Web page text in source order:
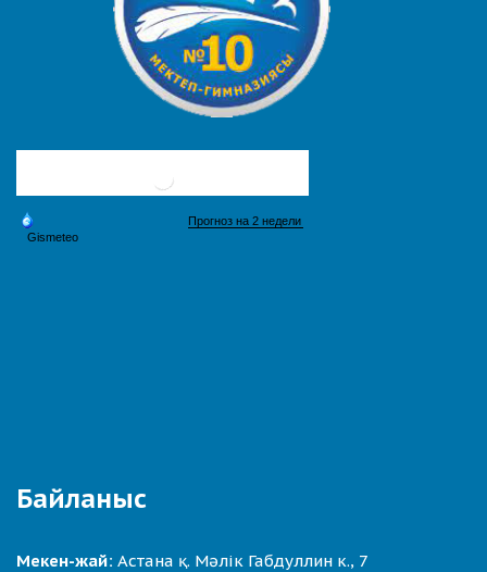
Байланыс
Мекен-жай: Астана қ. Мәлік Габдуллин к., 7